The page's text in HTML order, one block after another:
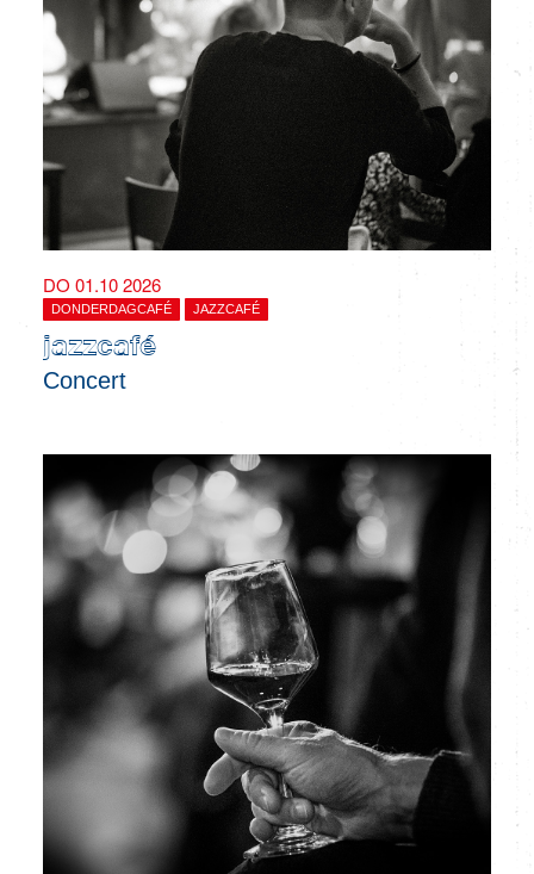
DO 01.10 2026
DONDERDAGCAFÉ JAZZCAFÉ
jazzcafé
Concert